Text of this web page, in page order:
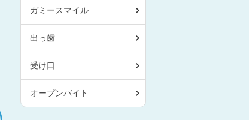
ガミースマイル
出っ歯
受け口
オープンバイト